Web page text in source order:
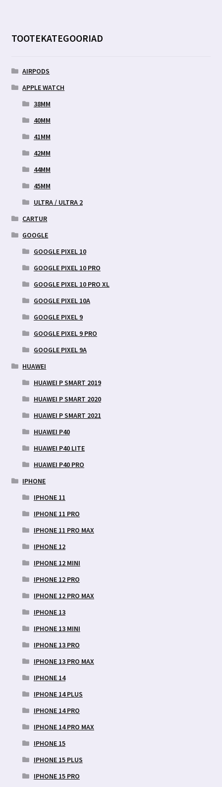
TOOTEKATEGOORIAD
AIRPODS
APPLE WATCH
38MM
40MM
41MM
42MM
44MM
45MM
ULTRA / ULTRA 2
CARTUR
GOOGLE
GOOGLE PIXEL 10
GOOGLE PIXEL 10 PRO
GOOGLE PIXEL 10 PRO XL
GOOGLE PIXEL 10A
GOOGLE PIXEL 9
GOOGLE PIXEL 9 PRO
GOOGLE PIXEL 9A
HUAWEI
HUAWEI P SMART 2019
HUAWEI P SMART 2020
HUAWEI P SMART 2021
HUAWEI P40
HUAWEI P40 LITE
HUAWEI P40 PRO
IPHONE
IPHONE 11
IPHONE 11 PRO
IPHONE 11 PRO MAX
IPHONE 12
IPHONE 12 MINI
IPHONE 12 PRO
IPHONE 12 PRO MAX
IPHONE 13
IPHONE 13 MINI
IPHONE 13 PRO
IPHONE 13 PRO MAX
IPHONE 14
IPHONE 14 PLUS
IPHONE 14 PRO
IPHONE 14 PRO MAX
IPHONE 15
IPHONE 15 PLUS
IPHONE 15 PRO